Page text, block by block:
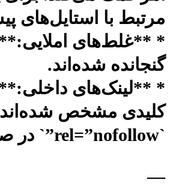
مرتبط با استایل‌های
گنجانده شده‌اند.
* **لینک‌های
کلیدی مشخص
`rel=”nofollow”` در صورت نیاز، برای آن‌ها ایجاد کنید.
—